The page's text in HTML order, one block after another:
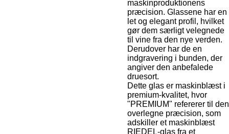
maskinproduktionens
præcision. Glassene har en
let og elegant profil, hvilket
gør dem særligt velegnede
til vine fra den nye verden.
Derudover har de en
indgravering i bunden, der
angiver den anbefalede
druesort.
Dette glas er maskinblæst i
premium-kvalitet, hvor
"PREMIUM" refererer til den
overlegne præcision, som
adskiller et maskinblæst
RIEDEL-glas fra et